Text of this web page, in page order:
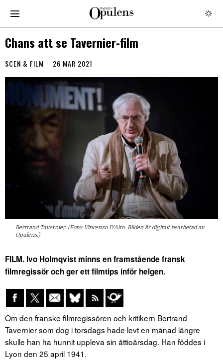
Chans att se Tavernier-film
SCEN & FILM 26 MAR 2021
Bertrand Tavernier. (Foto: Vincenzo D’Alto. Bilden är digitalt bearbetad av
Opulens.)
FILM. Ivo Holmqvist minns en framstående fransk
filmregissör och ger ett filmtips inför helgen.
Om den franske filmregissören och kritikern Bertrand
Tavernier som dog i torsdags hade levt en månad längre
skulle han ha hunnit uppleva sin åttioårsdag. Han föddes i
Lyon den 25 april 1941.